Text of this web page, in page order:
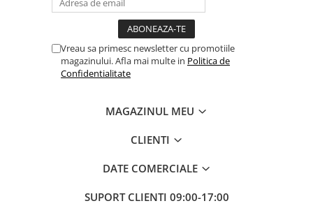
Setul contine un pai transparent pentru umflare balonului
Poate fi umflat cu aer sau heliu.
Pentru a prelungi durata de viața a balonului, evita expunerea
experiența speciala, plina de culoare și eleganța!
Vreau sa primesc newsletter cu promotiile
magazinului. Afla mai multe in Politica de
Confidentialitate
MAGAZINUL MEU
CLIENTI
DATE COMERCIALE
SUPORT CLIENTI 09:00-17:00